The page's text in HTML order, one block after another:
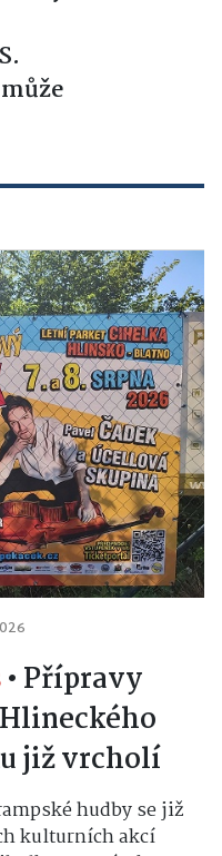
• Přípravy
již vrcholí
hudby se již
kulturních akcí